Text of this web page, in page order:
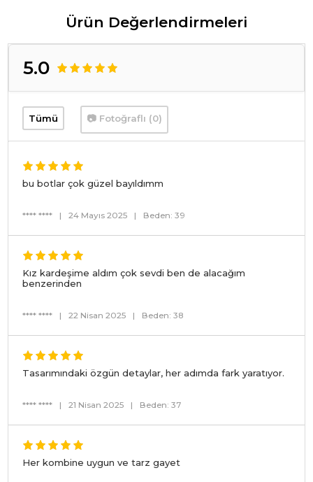
Ürün Değerlendirmeleri
5.0
Tümü 📷 Fotoğraflı (0)
bu botlar çok güzel bayıldımm
**** **** | 24 Mayıs 2025 | Beden: 39
Kız kardeşime aldım çok sevdi ben de alacağım
benzerinden
**** **** | 22 Nisan 2025 | Beden: 38
Tasarımındaki özgün detaylar, her adımda fark yaratıyor.
**** **** | 21 Nisan 2025 | Beden: 37
Her kombine uygun ve tarz gayet